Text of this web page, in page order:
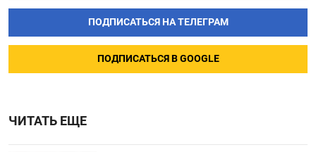
ПОДПИСАТЬСЯ НА ТЕЛЕГРАМ
ПОДПИСАТЬСЯ В GOOGLE
ЧИТАТЬ ЕЩЕ